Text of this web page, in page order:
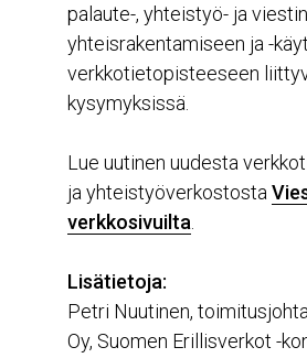
palaute-, yhteistyö- ja
yhteisrakentamiseen ja -
verkkotietopisteeseen
kysymyksissä.
Lue uutinen uudesta
ja yhteistyöverkostosta
verkkosivuilta
Lisätietoja:
Petri Nuutinen,
Oy, Suomen Erillisverkot -